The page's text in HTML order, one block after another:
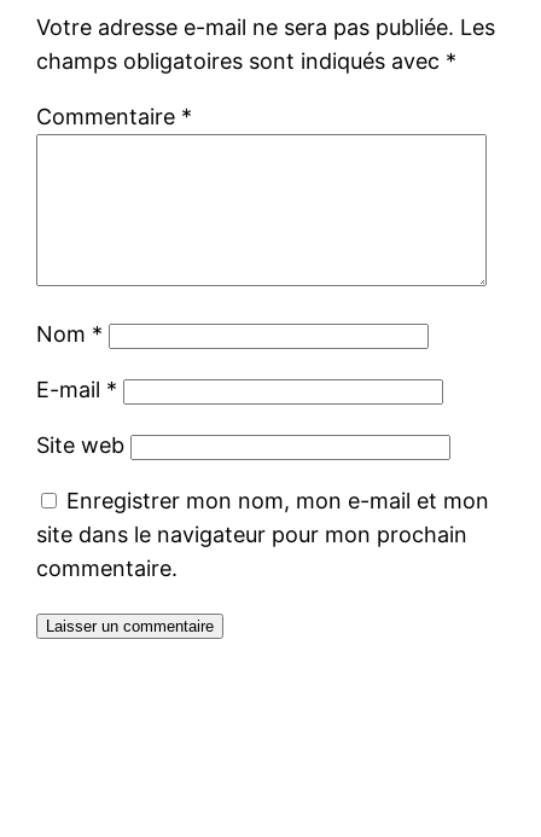
Votre adresse e-mail ne sera pas publiée. Les
champs obligatoires sont indiqués avec *
Commentaire *
Nom *
E-mail *
Site web
Enregistrer mon nom, mon e-mail et mon
site dans le navigateur pour mon prochain
commentaire.